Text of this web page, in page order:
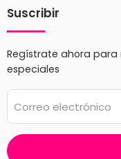
Suscribir
Regístrate ahora
especiales
Correo electrónico